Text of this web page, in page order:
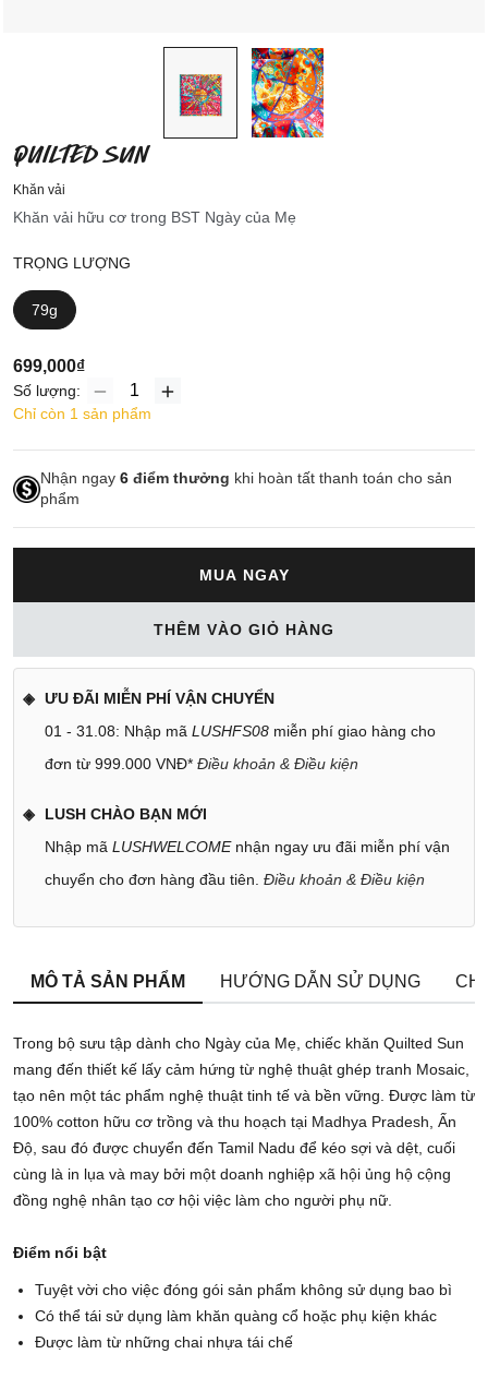
QUILTED SUN
Khăn vải
Khăn vải hữu cơ trong BST Ngày của Mẹ
TRỌNG LƯỢNG
79g
699,000₫
Chỉ còn 1 sản phẩm
Số lượng:
Nhận ngay 6 điểm thưởng khi hoàn tất thanh toán cho sản
phẩm
MUA NGAY
THÊM VÀO GIỎ HÀNG
ƯU ĐÃI MIỄN PHÍ VẬN CHUYỂN
01 - 31.08: Nhập mã LUSHFS08 miễn phí giao hàng cho
đơn từ 999.000 VNĐ* Điều khoản & Điều kiện
LUSH CHÀO BẠN MỚI
Nhập mã LUSHWELCOMEnhận ngay ưu đãi miễn phí vận
chuyển cho đơn hàng đầu tiên. Điều khoản & Điều kiện
MÔ TẢ SẢN PHẨM HƯỚNG DẪN SỬ DỤNG
Trong bộ sưu tập dành cho Ngày của Mẹ, chiếc khăn Quilted Sun
mang đến thiết kế lấy cảm hứng từ nghệ thuật ghép tranh Mosaic,
tạo nên một tác phẩm nghệ thuật tinh tế và bền vững. Được làm từ
100% cotton hữu cơ trồng và thu hoạch tại Madhya Pradesh, Ấn
Độ, sau đó được chuyển đến Tamil Nadu để kéo sợi và dệt, cuối
cùng là in lụa và may bởi một doanh nghiệp xã hội ủng hộ cộng
đồng nghệ nhân tạo cơ hội việc làm cho người phụ nữ.
Điểm nổi bật
Tuyệt vời cho việc đóng gói sản phẩm không sử dụng bao bì
Có thể tái sử dụng làm khăn quàng cổ hoặc phụ kiện khác
Được làm từ những chai nhựa tái chế